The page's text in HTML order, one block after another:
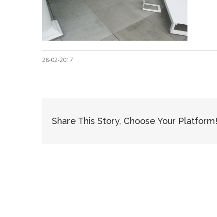
28-02-2017
Share This Story, Choose Your Platform!